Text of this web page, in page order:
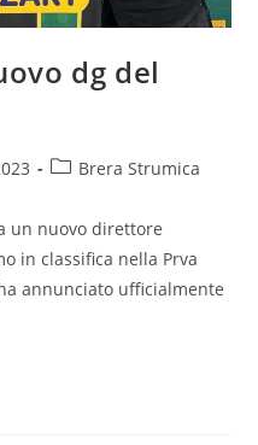
dg del
Brera Strumica
un nuovo direttore
in classifica nella Prva
annunciato ufficialmente